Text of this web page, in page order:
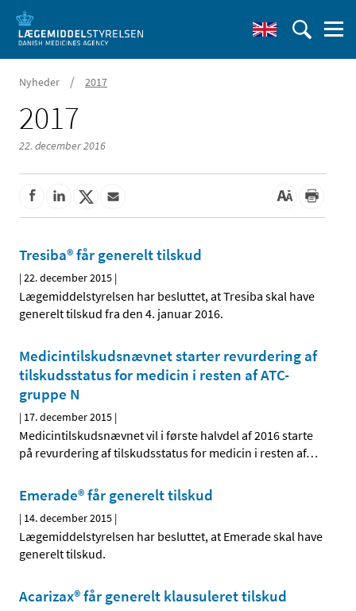
Nyheder / 2017
2017
22. december 2016
Tresiba® får generelt tilskud
|22. december 2015 |
Lægemiddelstyrelsen har besluttet, at Tresiba skal have
generelt tilskud fra den 4. januar 2016.
Medicintilskudsnævnet starter revurdering af
tilskudsstatus for medicin i resten af ATC-
gruppe N
| 17. december 2015 |
Medicintilskudsnævnet vil i første halvdel af 2016 starte
på revurdering af tilskudsstatus for medicin i resten af…
Emerade® får generelt tilskud
| 14. december 2015 |
Lægemiddelstyrelsen har besluttet, at Emerade skal have
generelt tilskud.
Acarizax® får generelt klausuleret tilskud